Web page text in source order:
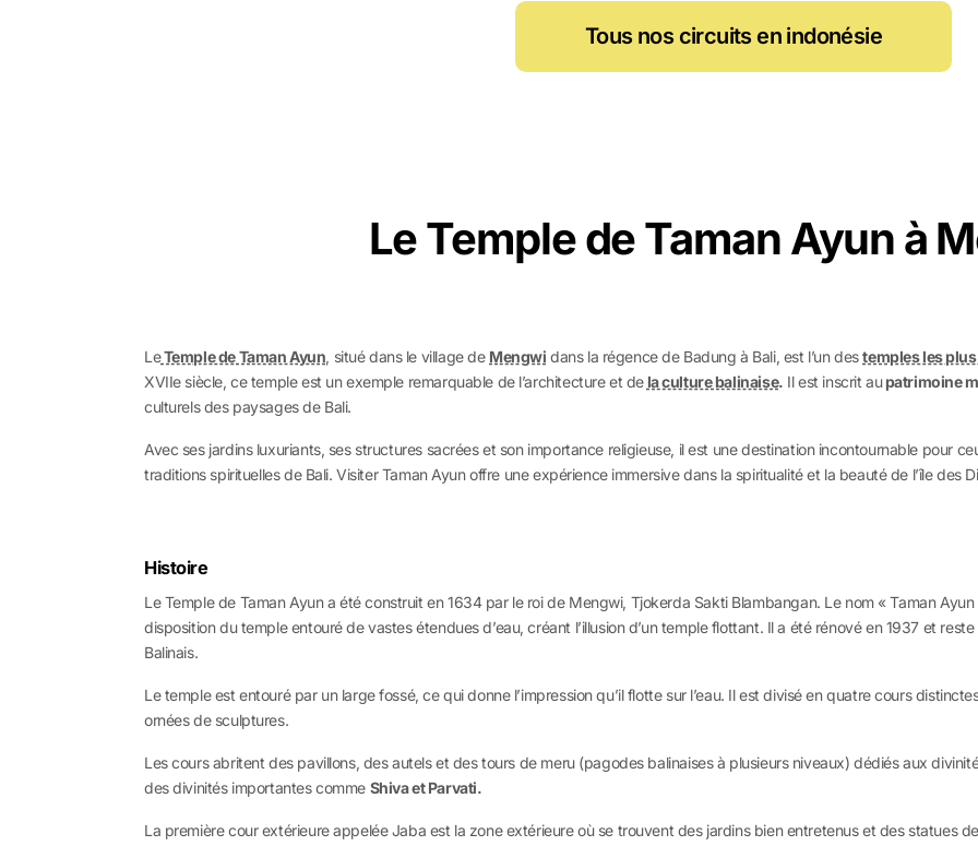
Tous nos circuits en indonésie
Le Temple de Taman Ayun à
LeTemple de Taman Ayun, situé dans le village de Mengwi dans la régence de Badung à Bali, est l’un destemples les
XVIIe siècle, ce temple est un exemple remarquable de l’architecture et de la culture balinaise. Il est inscrit aupatrimoine
culturels des paysages de Bali.
Avec ses jardins luxuriants, ses structures sacrées et son importance religieuse, il est une destination incontournable pour
traditions spirituelles de Bali. Visiter Taman Ayun offre une expérience immersive dans la spiritualité et la beauté de l’île des
Histoire
Le Temple de Taman Ayun a été construit en 1634 par le roi de Mengwi, Tjokerda Sakti Blambangan. Le nom « Taman
disposition du temple entouré de vastes étendues d’eau, créant l’illusion d’un temple flottant. Il a été rénové en 1937 et
Balinais.
Le temple est entouré par un large fossé, ce qui donne l’impression qu’il flotte sur l’eau. Il est divisé en quatre cours
ornées de sculptures.
Les cours abritent des pavillons, des autels et des tours de meru (pagodes balinaises à plusieurs niveaux) dédiés aux
des divinités importantes comme Shiva et Parvati.
La première cour extérieure appelée Jaba est la zone extérieure où se trouvent des jardins bien entretenus et des statues